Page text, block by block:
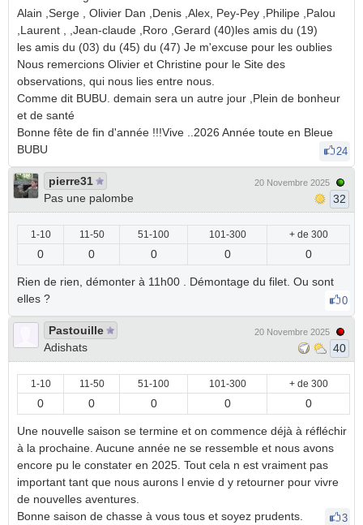
Alain ,Serge , Olivier Dan ,Denis ,Alex, Pey-Pey ,Philipe ,Palou
,Laurent , ,Jean-claude ,Roro ,Gerard (40)les amis du (19)
les amis du (03) du (45) du (47) Je m'excuse pour les oublies
Nous remercions Olivier et Christine pour le Site des
observations, qui nous lies entre nous.
Comme dit BUBU. demain sera un autre jour ,Plein de bonheur
et de santé
Bonne fête de fin d'année !!!Vive ..2026 Année toute en Bleue
BUBU
24
pierre31
Pas une palombe
20 Novembre 2025
32
1-10 11-50 51-100 101-300 + de 300
0 0 0 0 0
Rien de rien, démonter à 11h00 . Démontage du filet. Ou sont
elles ?
0
Pastouille
Adishats
20 Novembre 2025
40
1-10 11-50 51-100 101-300 + de 300
0 0 0 0 0
Une nouvelle saison se termine et on commence déjà à réfléchir
à la prochaine. Aucune année ne se ressemble et nous avons
encore pu le constater en 2025. Tout cela n est vraiment pas
important tant que nous aurons l envie d y retourner pour vivre
de nouvelles aventures.
Bonne saison de chasse à vous tous et soyez prudents.
3